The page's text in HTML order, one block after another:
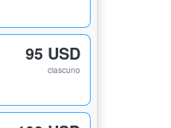
95 USD
ciascuno